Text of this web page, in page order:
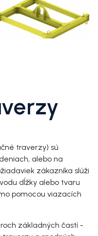
traverzy) sú
alebo na
zákazníka slúži
dĺžky alebo tvaru
pomocou viazacích
základných častí -